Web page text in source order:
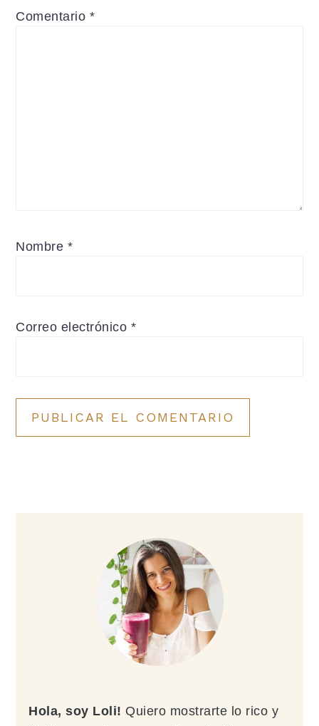
Comentario *
Nombre *
Correo electrónico *
Hola, soy Loli! Quiero mostrarte lo rico y